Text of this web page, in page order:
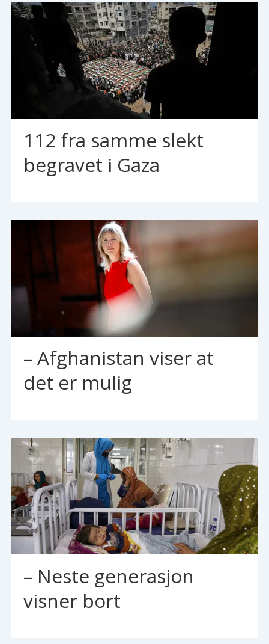
112 fra samme slekt
begravet i Gaza
– Afghanistan viser at
det er mulig
– Neste generasjon
visner bort